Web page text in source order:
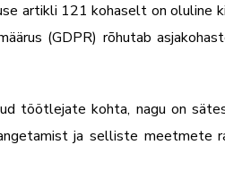
artikli 121 kohaselt on oluline
(GDPR) rõhutab
töötlejate kohta, nagu on
ja selliste meetmete